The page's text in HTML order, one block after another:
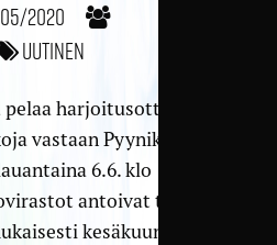
2020
Uutinen
harjoitusottelun
vastaan Pyynikin
6.6. klo 14.00
antoivat tiistaina
kesäkuun alusta